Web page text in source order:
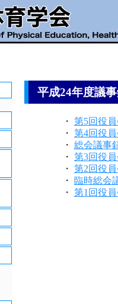
平成24年度議
・ 第5回役
・ 第4回役
・ 総会議事
・ 第3回役
・ 第2回役
・ 臨時総会
・ 第1回役